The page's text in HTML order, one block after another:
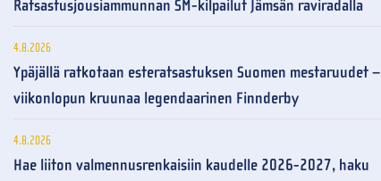
Ratsastusjousiammunnan SM-kilpailut Jämsän raviradalla
4.8.2026
Ypäjällä ratkotaan esteratsastuksen Suomen mestaruudet –
viikonlopun kruunaa legendaarinen Finnderby
4.8.2026
Hae liiton valmennusrenkaisiin kaudelle 2026-2027, haku